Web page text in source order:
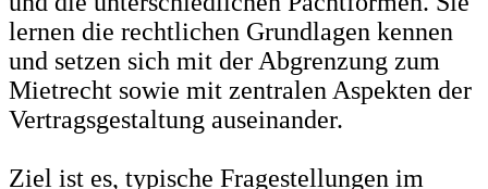
lernen die rechtlichen Grundlagen kennen
und setzen sich mit der Abgrenzung zum
Mietrecht sowie mit zentralen Aspekten der
Vertragsgestaltung auseinander.
Ziel ist es, typische Fragestellungen im